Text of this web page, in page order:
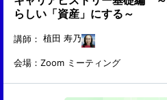
らしい「資産」にする～
講師： 植田 寿乃
会場：Zoom ミーティング